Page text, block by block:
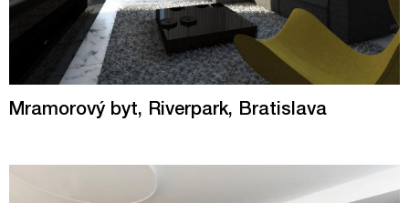
Mramorový byt, Riverpark, Bratislava